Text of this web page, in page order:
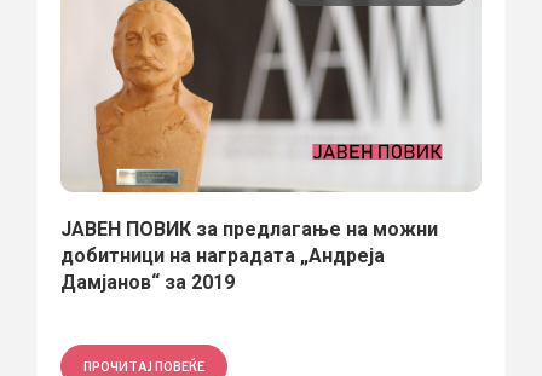
ЈАВЕН ПОВИК за предлагање на можни
добитници на наградата „Андреја
Дамјанов“ за 2019
ПРОЧИТАЈ ПОВЕЌЕ